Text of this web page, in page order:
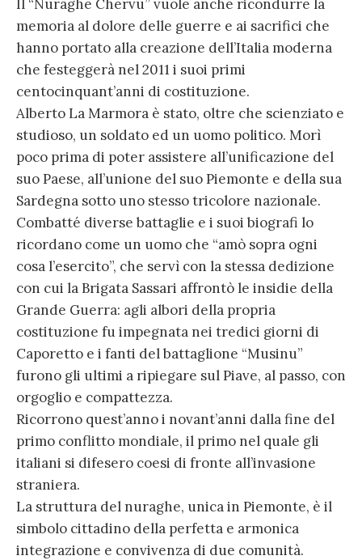
Il “Nuraghe Chervu” vuole anche ricondurre la
memoria al dolore delle guerre e ai sacrifici che
hanno portato alla creazione dell’Italia moderna
che festeggerà nel 2011 i suoi primi
centocinquant’anni di costituzione.
Alberto La Marmora è stato, oltre che scienziato e
studioso, un soldato ed un uomo politico. Morì
poco prima di poter assistere all’unificazione del
suo Paese, all’unione del suo Piemonte e della sua
Sardegna sotto uno stesso tricolore nazionale.
Combatté diverse battaglie e i suoi biografi lo
ricordano come un uomo che “amò sopra ogni
cosa l’esercito”, che servì con la stessa dedizione
con cui la Brigata Sassari affrontò le insidie della
Grande Guerra: agli albori della propria
costituzione fu impegnata nei tredici giorni di
Caporetto e i fanti del battaglione “Musinu”
furono gli ultimi a ripiegare sul Piave, al passo, con
orgoglio e compattezza.
Ricorrono quest’anno i novant’anni dalla fine del
primo conflitto mondiale, il primo nel quale gli
italiani si difesero coesi di fronte all’invasione
straniera.
La struttura del nuraghe, unica in Piemonte, è il
simbolo cittadino della perfetta e armonica
integrazione e convivenza di due comunità.